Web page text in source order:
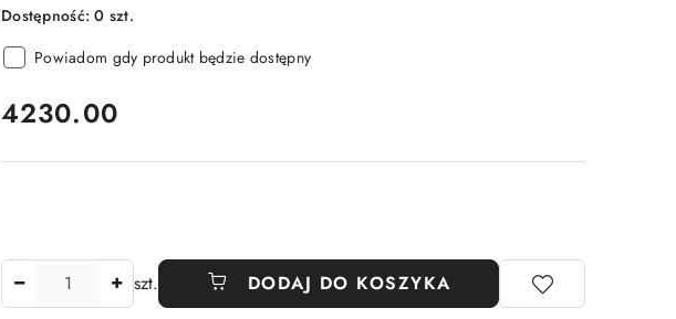
Dostępność:0 szt.
Powiadom gdy produkt będzie dostępny
cena:
4230.00
szt. DODAJ DO KOSZYKA